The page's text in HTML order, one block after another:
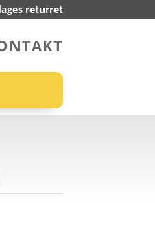
returret